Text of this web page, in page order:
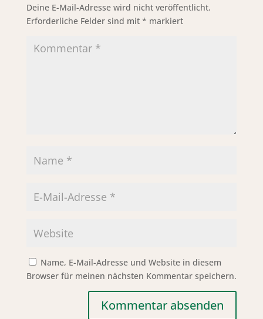
Deine E-Mail-Adresse wird nicht veröffentlicht.
Erforderliche Felder sind mit * markiert
Name, E-Mail-Adresse und Website in diesem
Browser für meinen nächsten Kommentar speichern.